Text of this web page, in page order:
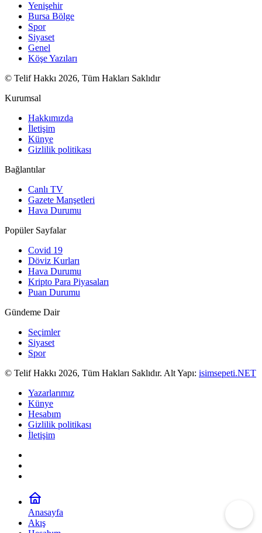
Yenişehir
Bursa Bölge
Spor
Siyaset
Genel
Köşe Yazıları
© Telif Hakkı 2026, Tüm Hakları Saklıdır
Kurumsal
Hakkımızda
İletişim
Künye
Gizlilik politikası
Bağlantılar
Canlı TV
Gazete Manşetleri
Hava Durumu
Popüler Sayfalar
Covid 19
Döviz Kurları
Hava Durumu
Kripto Para Piyasaları
Puan Durumu
Gündeme Dair
Seçimler
Siyaset
Spor
© Telif Hakkı 2026, Tüm Hakları Saklıdır. Alt Yapı: isimsepeti.NET
Yazarlarımız
Künye
Hesabım
Gizlilik politikası
İletişim
Anasayfa
Akış